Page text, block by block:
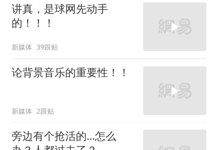
讲真，是球网先动手
的！！！
新媒体 39跟贴
论背景音乐的重要性！！
新媒体 2跟贴
旁边有个抢活的…怎么